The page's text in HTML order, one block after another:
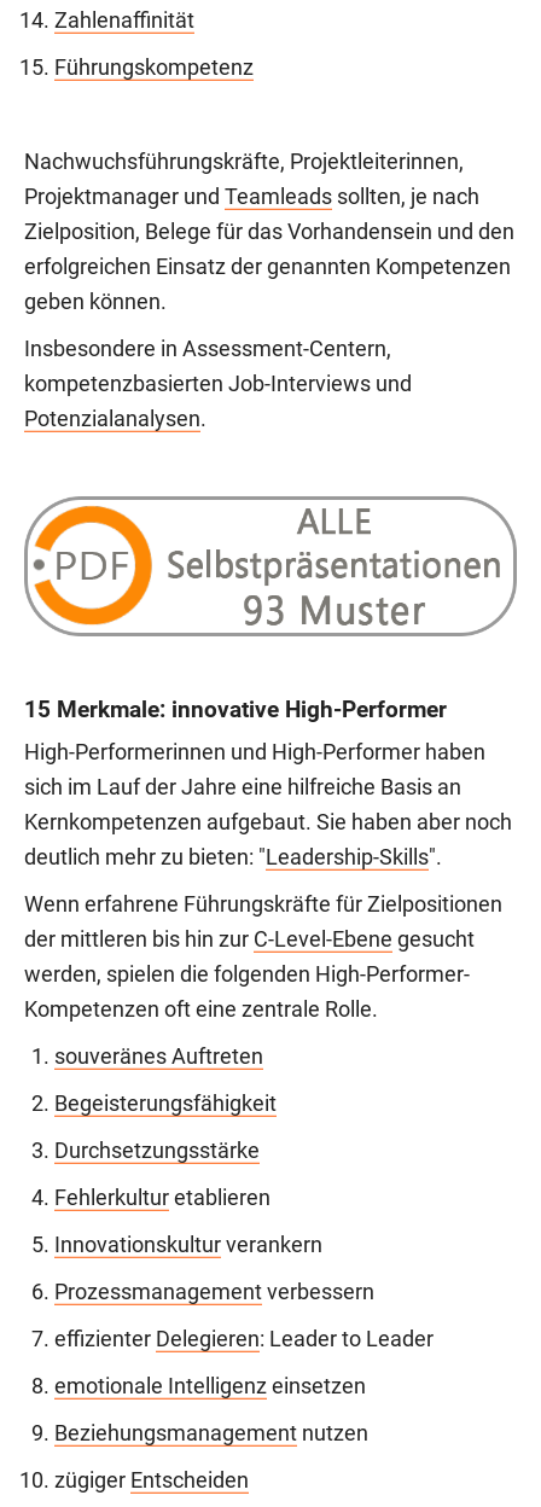
Zahlenaffinität
Führungskompetenz
Nachwuchsführungskräfte, Projektleiterinnen,
Projektmanager und Teamleads sollten, je nach
Zielposition, Belege für das Vorhandensein und den
erfolgreichen Einsatz der genannten Kompetenzen
geben können.
Insbesondere in Assessment-Centern,
kompetenzbasierten Job-Interviews und
Potenzialanalysen.
15 Merkmale: innovative High-Performer
High-Performerinnen und High-Performer haben
sich im Lauf der Jahre eine hilfreiche Basis an
Kernkompetenzen aufgebaut. Sie haben aber noch
deutlich mehr zu bieten: " Leadership-Skills".
Wenn erfahrene Führungskräfte für Zielpositionen
der mittleren bis hin zur C-Level-Ebene gesucht
werden, spielen die folgenden High-Performer-
Kompetenzen oft eine zentrale Rolle.
souveränes Auftreten
Begeisterungsfähigkeit
Durchsetzungsstärke
Fehlerkultur etablieren
Innovationskultur verankern
Prozessmanagement verbessern
effizienter Delegieren: Leader to Leader
emotionale Intelligenz einsetzen
Beziehungsmanagement nutzen
zügiger Entscheiden